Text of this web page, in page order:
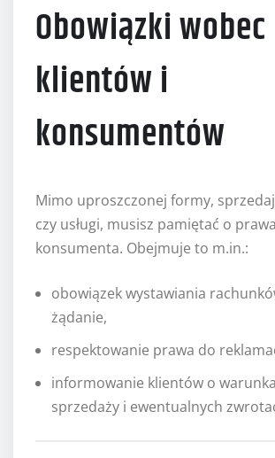
Obowiązki wobec
klientów i
konsumentów
Mimo uproszczonej formy,
czy usługi, musisz pamiętać o
konsumenta. Obejmuje to m.in.:
obowiązek wystawiania
żądanie,
respektowanie prawa do
informowanie klientów o
sprzedaży i ewentualnych